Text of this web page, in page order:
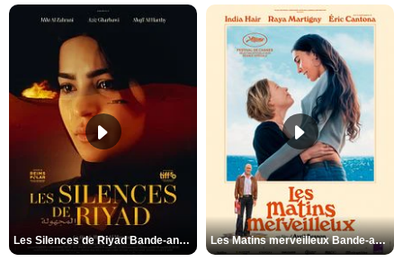
Les Silences de Riyad Bande-annonce VO STFR Les Matins merveilleux Bande-annonce VF